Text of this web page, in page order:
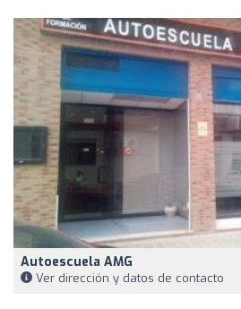
Autoescuela AMG
Ver dirección y datos de contacto